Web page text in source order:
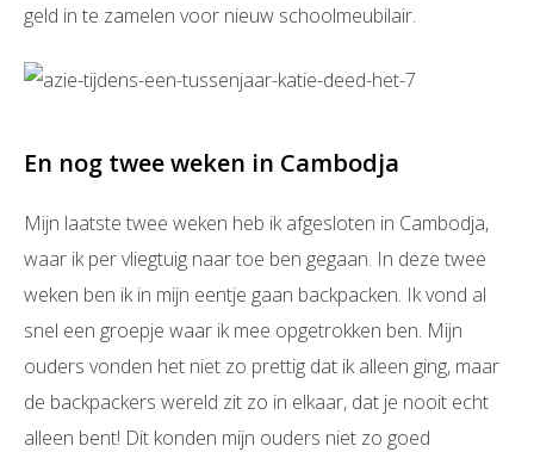
geld in te zamelen voor nieuw schoolmeubilair.
En nog twee weken in Cambodja
Mijn laatste twee weken heb ik afgesloten in Cambodja,
waar ik per vliegtuig naar toe ben gegaan. In deze twee
weken ben ik in mijn eentje gaan backpacken. Ik vond al
snel een groepje waar ik mee opgetrokken ben. Mijn
ouders vonden het niet zo prettig dat ik alleen ging, maar
de backpackers wereld zit zo in elkaar, dat je nooit echt
alleen bent! Dit konden mijn ouders niet zo goed